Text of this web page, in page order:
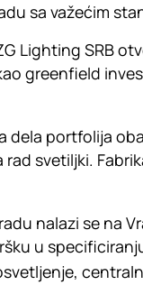
sa važećim
Lighting SRB
greenfield
portfolija
svetiljki.
nalazi se na
u